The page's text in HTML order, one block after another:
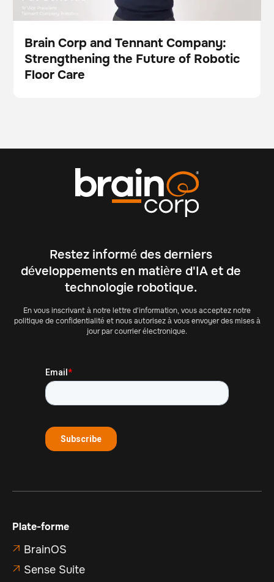
Vidéo
Brain Corp and Tennant Company:
Strengthening the Future of Robotic
Floor Care
Restez informé des derniers
développements en matière d'IA et de
technologie robotique.
En vous inscrivant à notre lettre d'information, vous acceptez notre
politique de confidentialité et nous autorisez à vous envoyer des mises à
jour par courrier électronique.
Plate-forme
 BrainOS
 Sense Suite